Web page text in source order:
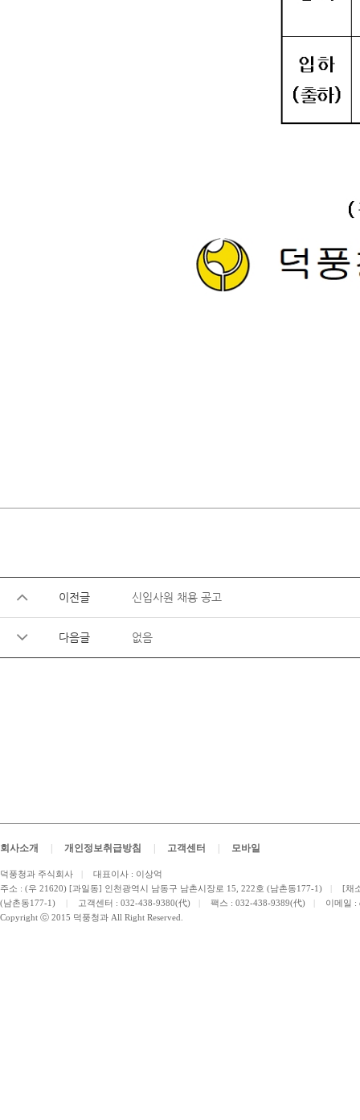
이전글 신입사원 채용 공고
다음글 없음
회사소개 개인정보취급방침 고객센터 모바일
덕풍청과 주식회사 |
대표이사 : 이상억
주소 : (우 21620) [과일동] 인천광역시 남동구 남촌시장로 15, 222호 (남촌동177-1)
|
[채
(남촌동177-1)
| 고객센터 : 032-438-9380(代) | 팩스 : 032-438-9389(代) | 이메일 :
Copyright ⓒ 2015 덕풍청과 All Right Reserved.